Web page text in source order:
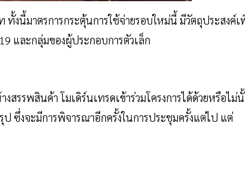
งนี้มาตรการกระตุ้นการใช้จ่ายรอบใหม่นี้ มีวัตถุประสงค์
และกลุ่มของผู้ประกอบการตัวเล็ก
รรพสินค้า โมเดิร์นเทรดเข้าร่วมโครงการได้ด้วยหรือไม่
ซึ่งจะมีการพิจารณาอีกครั้งในการประชุมครั้งแต่ไป แต่